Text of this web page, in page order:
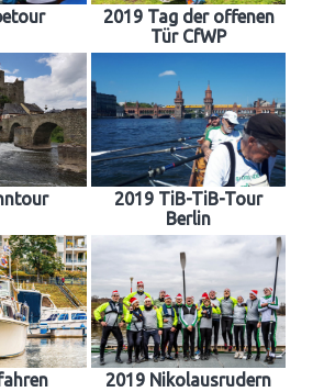
2019 Tag der offenen
Tür CfWP
2019 TiB-TiB-Tour
Berlin
2019 Nikolausrudern